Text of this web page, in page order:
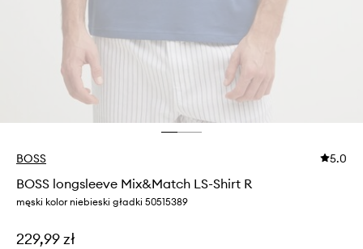
BOSS 5.0
BOSS longsleeve Mix&Match LS-Shirt R
męski kolor niebieski gładki 50515389
229,99 zł